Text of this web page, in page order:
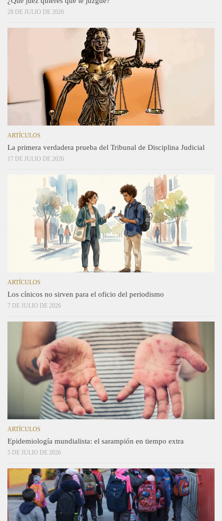
28 DE JULIO DE 2026
ARTÍCULOS
La primera verdadera prueba del Tribunal de Disciplina Judicial
17 DE JULIO DE 2026
ARTÍCULOS
Los cínicos no sirven para el oficio del periodismo
7 DE JULIO DE 2026
ARTÍCULOS
Epidemiología mundialista: el sarampión en tiempo extra
5 DE JULIO DE 2026